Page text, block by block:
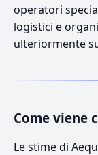
operatori
logistici e
ulteriormente
Come viene
Le stime di